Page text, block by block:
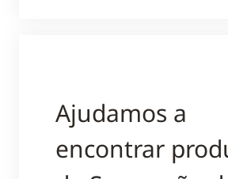
Ajudamos a
encontrar